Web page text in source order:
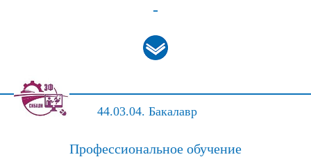
-
44.03.04. Бакалавр
Профессиональное обучение